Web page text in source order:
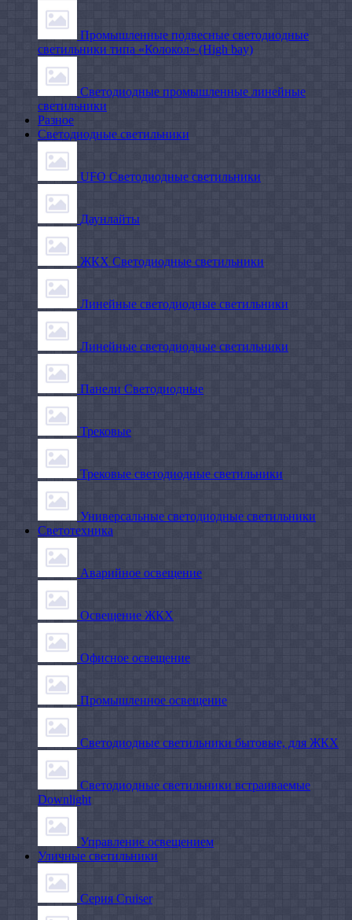
Промышленные подвесные cветодиодные
светильники типа «Колокол» (High bay)
Светодиодные промышленные линейные
светильники
Разное
Светодиодные светильники
UFO Светодиодные светильники
Даунлайты
ЖКХ Светодиодные светильники
Линейные светодиодные светильники
Линейные светодиодные светильники
Панели Светодиодные
Трековые
Трековые светодиодные светильники
Универсальные светодиодные светильники
Светотехника
Аварийное освещение
Освещение ЖКХ
Офисное освещение
Промышленное освещение
Светодиодные светильники бытовые, для ЖКХ
Светодиодные светильники встраиваемые
Downlight
Управление освещением
Уличные светильники
Серия Cruiser